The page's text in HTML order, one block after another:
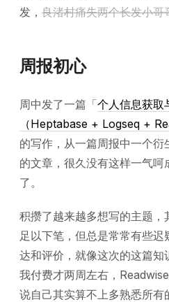
发， 良渚村痛失两个长发小哥
周报初心
周中发了一篇「个人信息获取
（Heptabase + Logseq +
的写作，从一篇周报中一个
的文章，很久没有这样一气
了。
积攒了越来越多想写的主题
足以下笔，但总是常常有些迟
达和评价，就像这次的这篇
我付费才两周左右，
说自己其实算不上多熟悉所有